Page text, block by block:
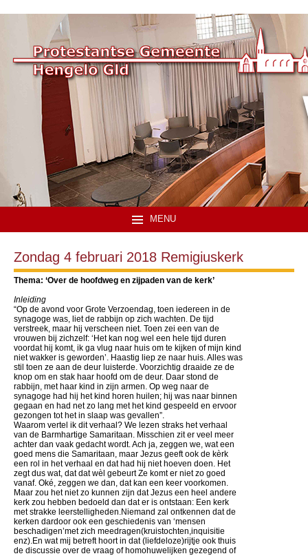
MENU
Zondag 4 februari 2018 Remigiuskerk
Thema: ‘Over de hoofdweg en zijpaden van de kerk’
Inleiding
“Op de avond voor Grote Verzoendag, toen iedereen in de
synagoge was, liet de rabbijn op zich wachten. De tijd
verstreek, maar hij verscheen niet. Toen zei een van de
vrouwen bij zichzelf: ‘Het kan nog wel een hele tijd duren
voordat hij komt, ik ga vlug naar huis om te kijken of mijn kind
niet wakker is geworden’. Haastig liep ze naar huis. Alles was
stil toen ze aan de deur luisterde. Voorzichtig draaide ze de
knop om en stak haar hoofd om de deur. Daar stond de
rabbijn, met haar kind in zijn armen. Op weg naar de
synagoge had hij het kind horen huilen; hij was naar binnen
gegaan en had net zo lang met het kind gespeeld en ervoor
gezongen tot het in slaap was gevallen”.
Waarom vertel ik dit verhaal? We lezen straks het verhaal
van de Barmhartige Samaritaan. Misschien zit er veel meer
achter dan vaak gedacht wordt. Ach ja, zeggen we, wat een
goed mens die Samaritaan, maar Jezus geeft ook de kèrk
een rol in het verhaal en dat had hij niet hoeven doen. Het
zegt dus wat, dat dat wèl gebeurt Ze komt er niet zo goed
vanaf. Oké, zeggen we dan, dat kan een keer voorkomen.
Maar zou het niet zo kunnen zijn dat Jezus een heel andere
kerk zou hebben bedoeld dan dat er is ontstaan: Een kerk
met strakke leerstelligheden.Niemand zal ontkennen dat de
kerken dardoor ook een geschiedenis van ‘mensen
beschadigen’met zich meedragen(kruistochten,inquisitie
enz).En wat mij betreft hoort in dat (liefdeloze)rijtje ook thuis
de discussie over de vraag of homohuwelijken gezegend of